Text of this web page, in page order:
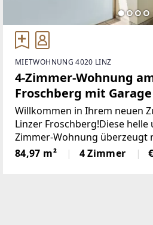
MIETWOHNUNG 4020 LINZ
4-Zimmer-Wohnung
Froschberg mit Garage
Willkommen in Ihrem neuen
Linzer Froschberg!Diese
Zimmer-Wohnung überzeugt
durchdachten Grundriss,
Wohnräumen und einer
84,97 m² 4 Zimmer